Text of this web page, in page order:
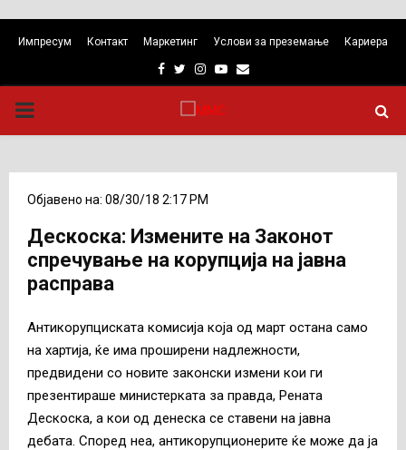
Импресум Контакт Маркетинг Услови за преземање Кариера
Facebook
TwitterInstagram
Youtube
Email
PRIMARY
Објавено на: 08/30/18 2:17 PM
Дескоска: Измените на Законот
спречување на корупција на јавна
расправа
Антикорупциската комисија која од март остана само
на хартија, ќе има проширени надлежности,
предвидени со новите законски измени кои ги
презентираше министерката за правда, Рената
Дескоска, а кои од денеска се ставени на јавна
дебата. Според неа, антикорупционерите ќе може да ја